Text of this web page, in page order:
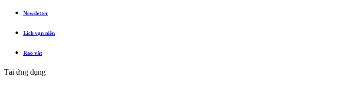
Newsletter
Lịch vạn niên
Rao vặt
Tải ứng dụng